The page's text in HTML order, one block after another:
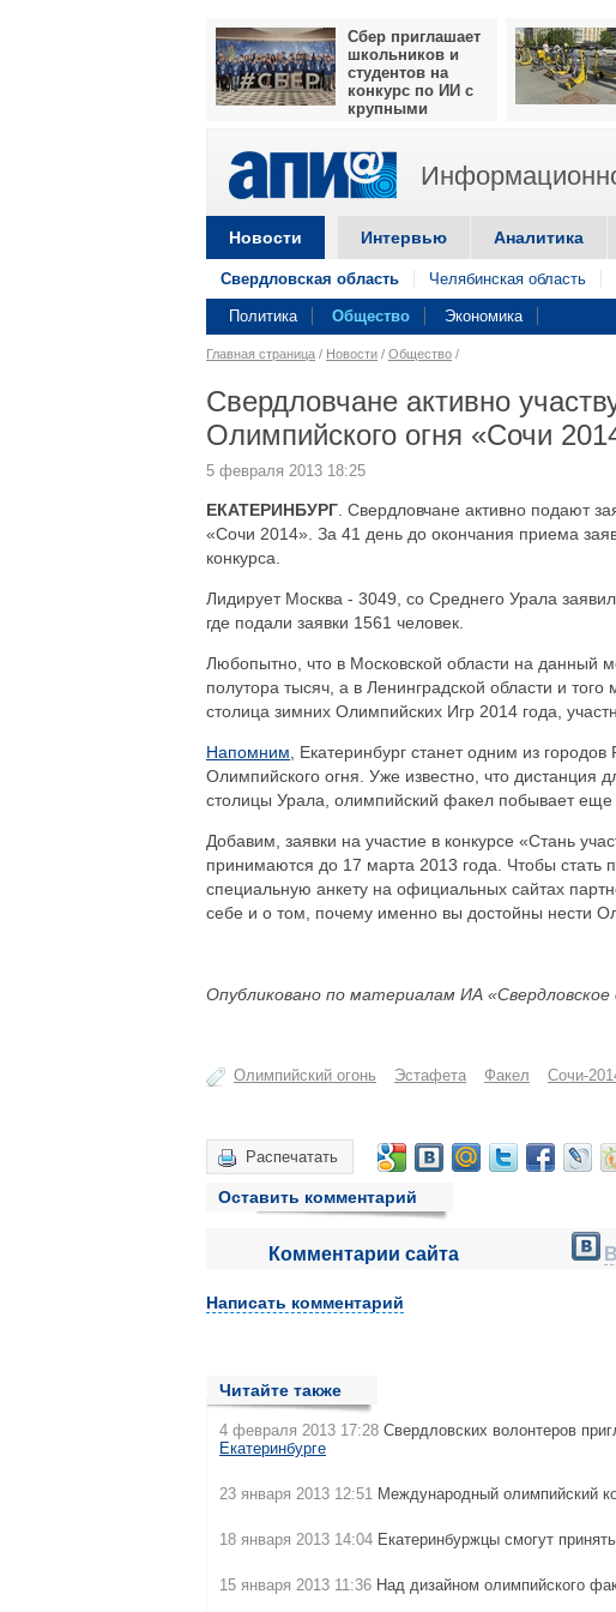
Сбер приглашает
школьников и
студентов на
конкурс по ИИ с
крупными
Новости Интервью Аналитика
Свердловская область Челябинская область
Политика Общество Экономика
Главная страница / Новости / Общество /
Свердловчане активно
Олимпийского огня «Сочи
5 февраля 2013 18:25
ЕКАТЕРИНБУРГ . Свердловчане активно подают
«Сочи 2014». За 41 день до окончания приема
конкурса.
Лидирует Москва - 3049, со Среднего Урала
где подали заявки 1561 человек.
Любопытно, что в Московской области на
полутора тысяч, а в Ленинградской области и
столица зимних Олимпийских Игр 2014 года,
Напомним , Екатеринбург станет одним из
Олимпийского огня. Уже известно, что
столицы Урала, олимпийский факел побывает
Добавим, заявки на участие в конкурсе «Стань
принимаются до 17 марта 2013 года. Чтобы стать
специальную анкету на официальных сайтах
себе и о том, почему именно вы достойны нести
Опубликовано по материалам ИА
Олимпийский огонь Эстафета Факел Сочи-
Распечатать
Оставить комментарий
Комментарии сайта
Написать комментарий
Читайте также
4 февраля 2013 17:28 Свердловских волонтеров
Екатеринбурге
23 января 2013 12:51 Международный олимпийский
18 января 2013 14:04 Екатеринбуржцы смогут
15 января 2013 11:36 Над дизайном олимпийского